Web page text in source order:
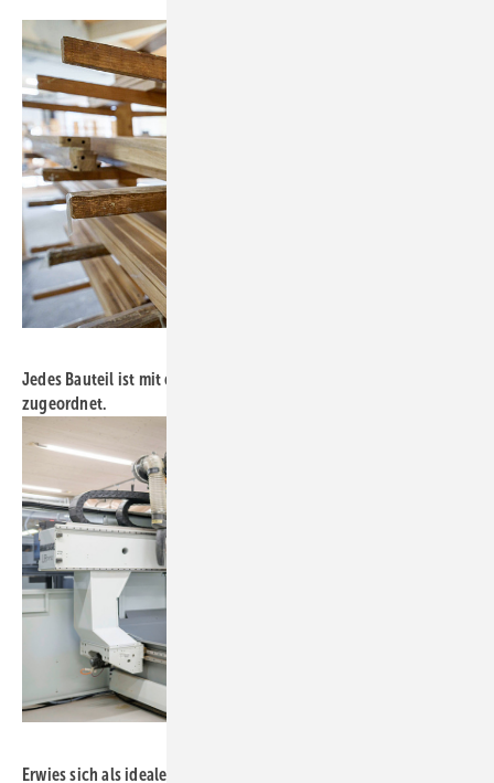
Jedes Bauteil ist mit einem Etikett versehen und wird klar
zugeordnet.
Erwies sich als ideale Lösung: Biesse WinLine.